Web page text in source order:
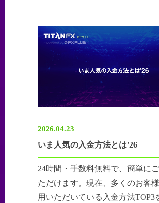
2026.04.23
いま人気の入金方法とは'26
24時間・手数料無料で、簡単に
ただけます。現在、多くのお客
用いただいている入金方法TOP3